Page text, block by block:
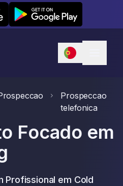
Leexi on Android
Prospeccao
telefonica
Focado em
Profissional em Cold